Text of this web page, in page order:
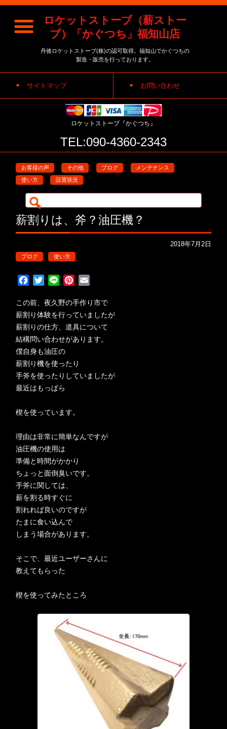
ロケットストーブ（薪ストー
ブ）「かぐつち」福知山店
丹後ロケットストーブ(株)の認可取得。福知山でかぐつちの
製造・販売を行っております。
サイトマップ お問い合わせ
ロケットストーブ『かぐつち』
TEL:090-4360-2343
お客様の声 その他 ブログ メンテナンス
使い方 設置状況
検
索:
薪割りは、斧？油圧機？
2018年7月2日
ブログ 使い方
c
e
b
o
o
i
t
t
e
r
n
e
n
t
e
r
t
a
i
l
この前、夜久野の手作り市で
薪割り体験を行っていましたが
薪割りの仕方、道具について
結構問い合わせがあります。
僕自身も油圧の
薪割り機を使ったり
手斧を使ったりしていましたが
最近はもっぱら
楔を使っています。
理由は非常に簡単なんですが
油圧機の使用は
準備と時間がかかり
ちょっと面倒臭いです。
手斧に関しては、
薪を割る時すぐに
割れれば良いのですが
たまに食い込んで
しまう場合があります。
そこで、最近ユーザーさんに
教えてもらった
楔を使ってみたところ